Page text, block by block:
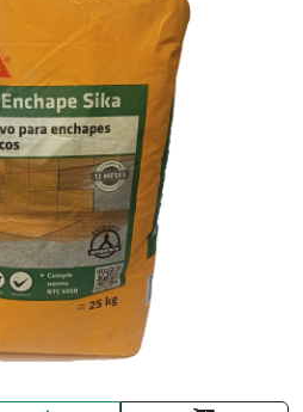
GALVANIZADO C-10.5